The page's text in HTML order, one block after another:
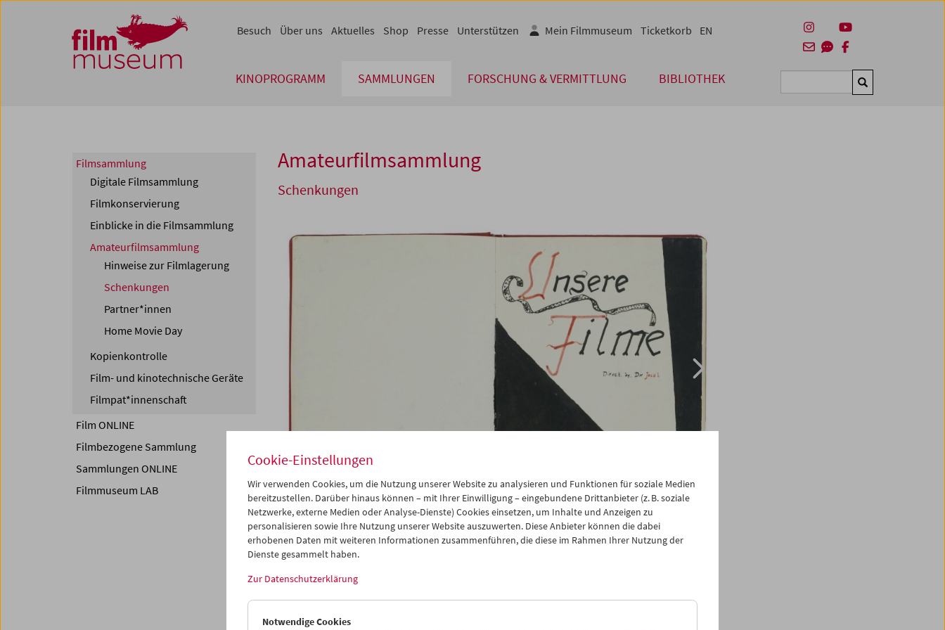
Zum Inhalt
Zum Hauptmenü
Zur Servicenavigation
Zum Suche
KINOPROGRAMM SAMMLUNGEN FORSCHUNG & VERMITTLUNG BIBLIOTHEK Suchen
Besuch Über uns Aktuelles Shop Presse Unterstützen Mein Filmmuseum Ticketkorb EN
Amateurfilmsammlung
Schenkungen
Das Österreichische Filmmuseum sammelt Amateurfilme in den Schmalfilmformaten 8mm,
Super 8, 9,5mm, 16mm und 17,5mm. Wenn Sie sich entschließen, Ihre Filmsammlung dem
Österreichischen Filmmuseum zur Langzeitarchivierung zu übergeben, wird diese technisch
stehen unter Berücksichtigung rechtlicher und ethischer Rahmenbedingungen für
Forschung, Vermittlung und kuratorische Projekte zur Verfügung.
Filmsammlung
Digitale Filmsammlung
Filmkonservierung
Einblicke in die Filmsammlung
Amateurfilmsammlung
Hinweise zur Filmlagerung
Schenkungen
Partner*innen
Home Movie Day
Kopienkontrolle
Film- und kinotechnische Geräte
Filmpat*innenschaft
Film ONLINE
Filmbezogene Sammlung
Sammlungen ONLINE
Filmmuseum LAB
Cookie-Einstellungen
Wir verwenden Cookies, um die Nutzung unserer Website zu analysieren und Funktionen für soziale Medien
bereitzustellen. Darüber hinaus können – mit Ihrer Einwilligung – eingebundene Drittanbieter (z. B. soziale
Netzwerke, externe Medien oder Analyse-Dienste) Cookies einsetzen, um Inhalte und Anzeigen zu
personalisieren sowie Ihre Nutzung unserer Website auszuwerten. Diese Anbieter können die dabei
erhobenen Daten mit weiteren Informationen zusammenführen, die diese im Rahmen Ihrer Nutzung der
Dienste gesammelt haben.
Zur Datenschutzerklärung
Notwendige Cookies